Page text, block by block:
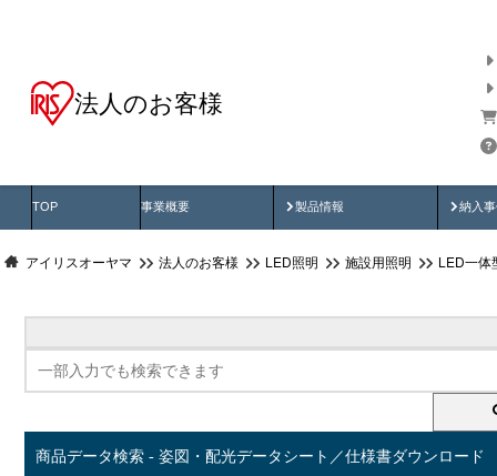
法人のお客様
TOP 事業概要 製品情報
製品動画 納入
納
アイリスオーヤマ 法人のお客様 LED照明 施設用照明 LED一体
商品データ検索 - 姿図・配光データシート／仕様書ダウンロード